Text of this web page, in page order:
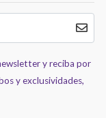
y reciba por
y exclusividades,